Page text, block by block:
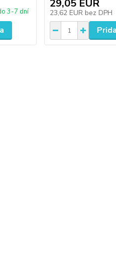
3-7 dní
29,05 EUR
23,62 EUR bez DPH